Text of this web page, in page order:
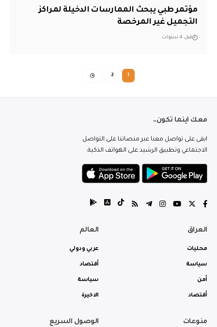
مؤتمر طبي يبحث الممارسات الدخيلة لمراكز
التجميل غير المرخصة
قبل 4 سنوات
1
2
معك اينما تكون..
ابقى على تواصل معنا عبر منصاتنا على التواصل
الاجتماعي وتطبيق الرشيد على الهواتف الذكية.
العراق
محليات
سياسة
أمن
أقتصاد
العالم
عربي ودولي
أقتصاد
سياسة
الاخيرة
منوعات الوصول السريع